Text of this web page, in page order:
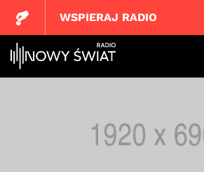
WSPIERAJ RADIO